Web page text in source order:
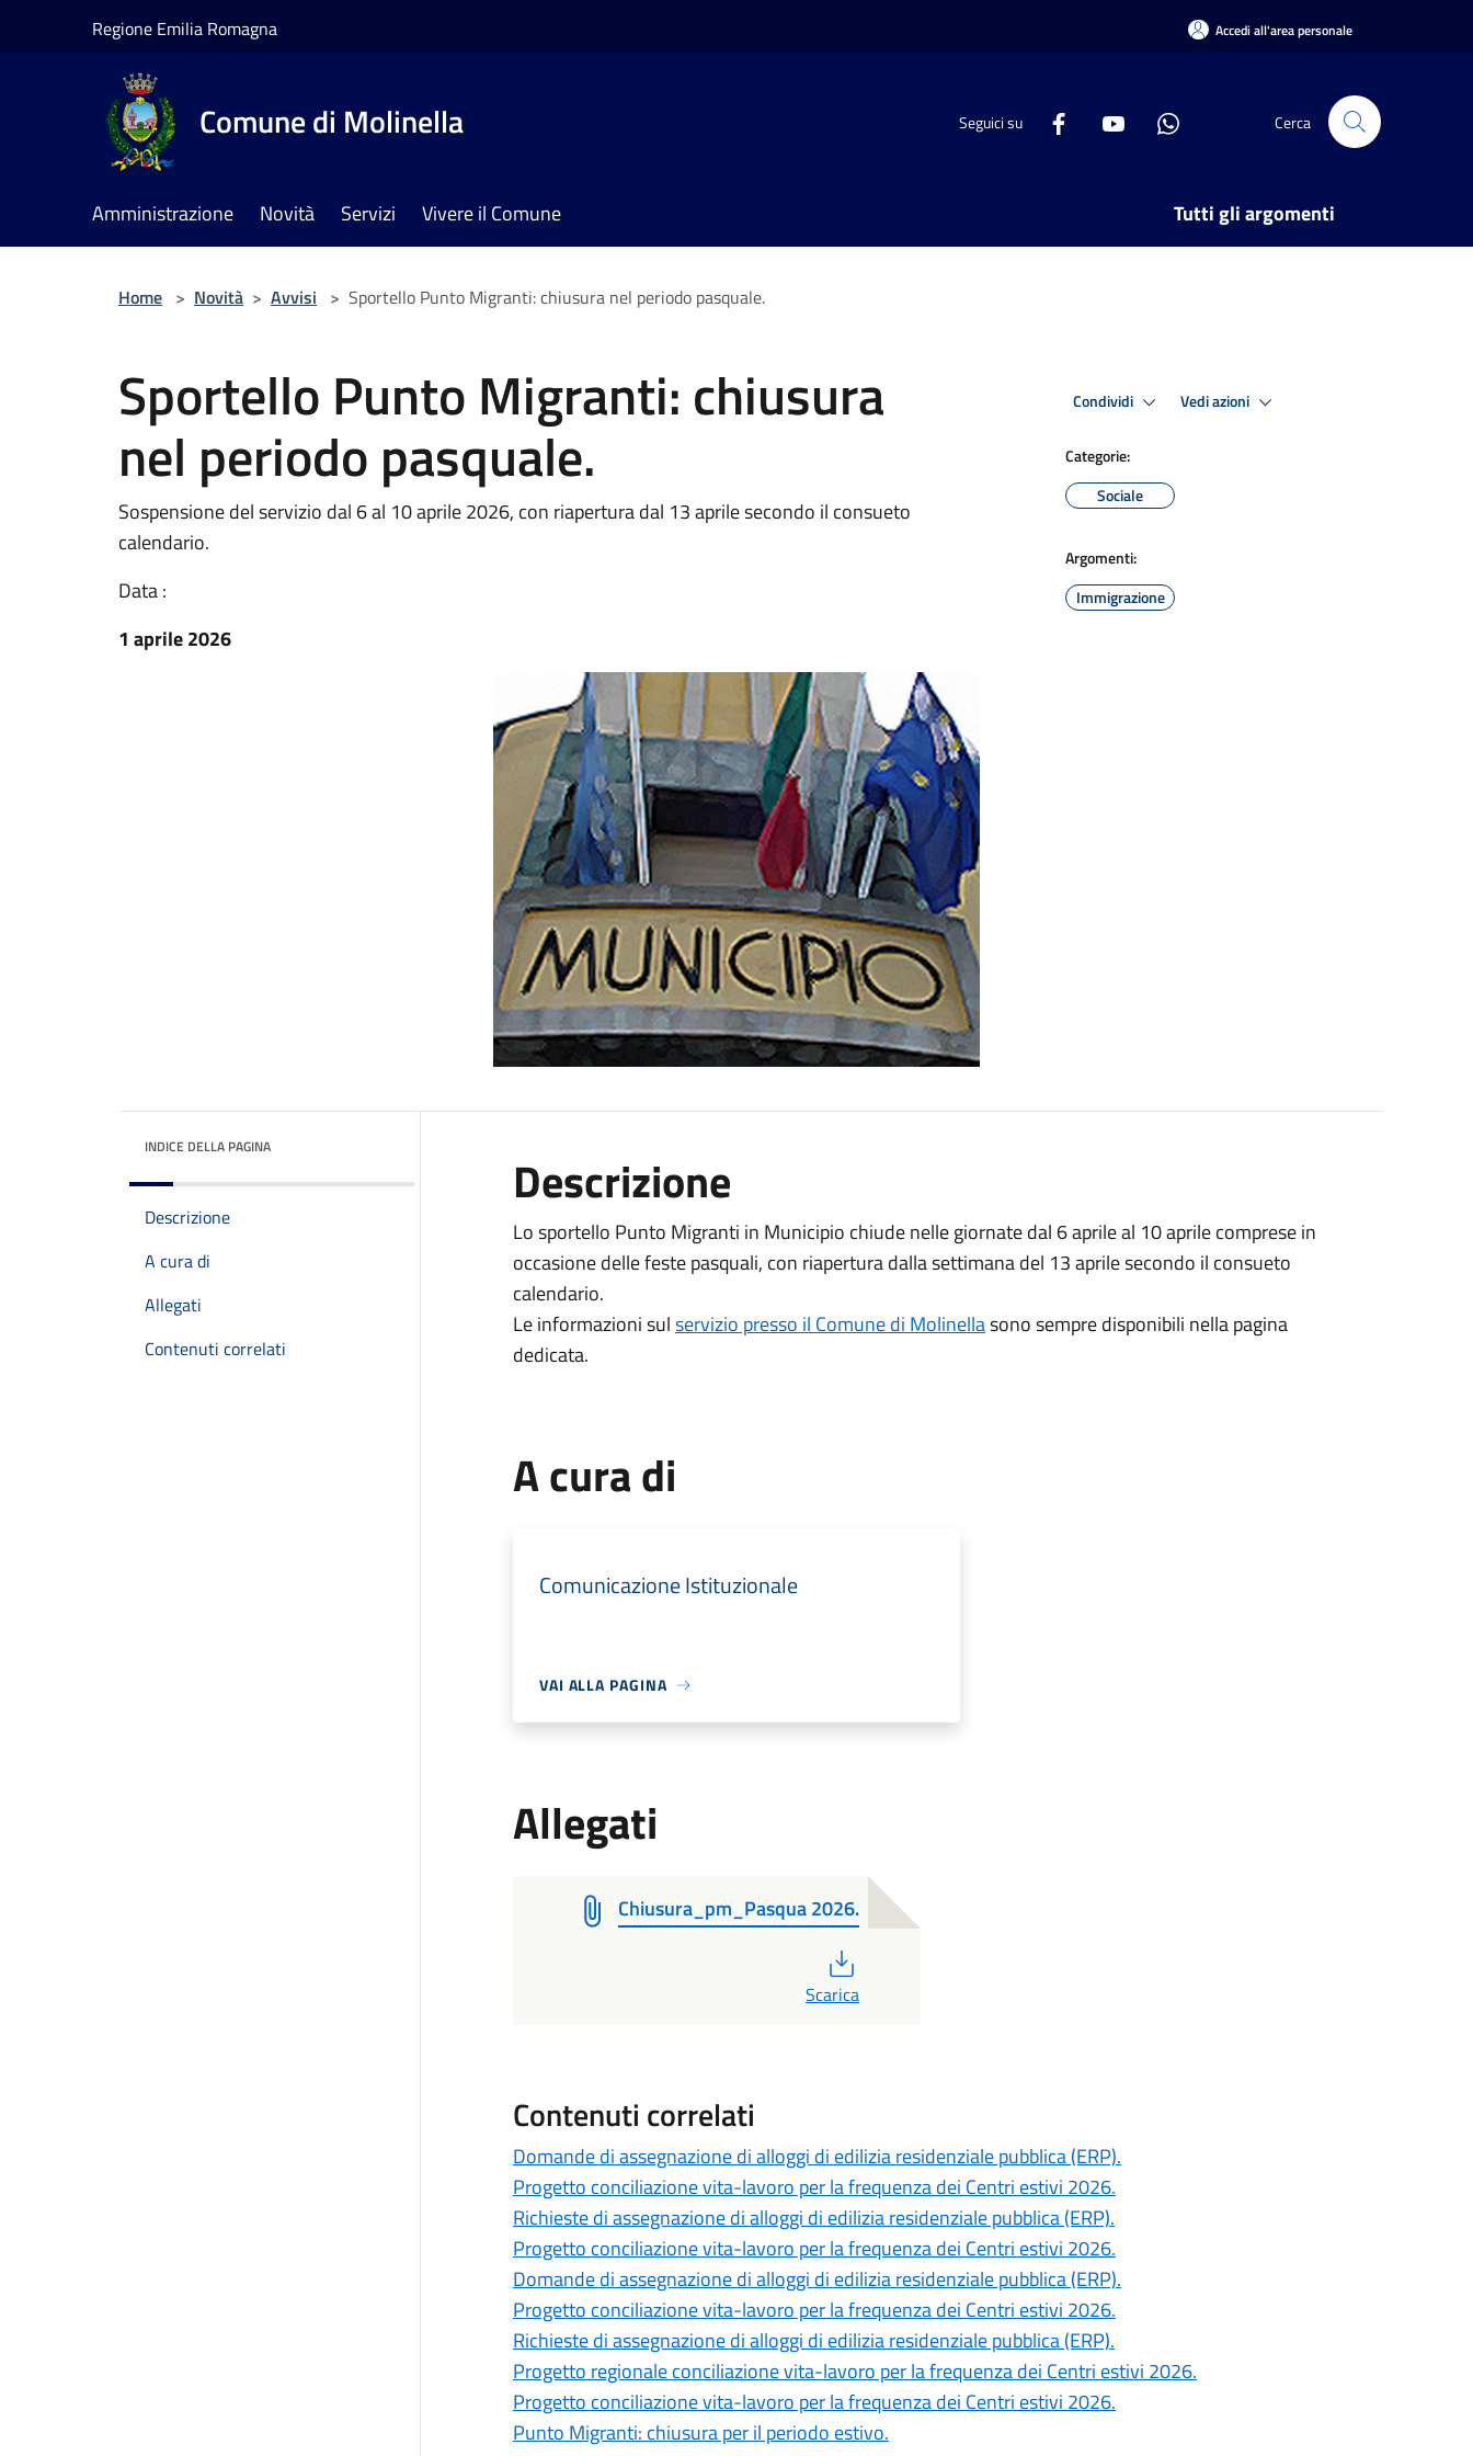
Regione Emilia Romagna Accedi all'area personale
Comune di Molinella Seguici su Cerca
Amministrazione Novità Servizi Vivere il Comune Tutti gli argomenti
Home > Novità > Avvisi > Sportello Punto Migranti: chiusura nel periodo pasquale.
Sportello Punto Migranti: chiusura
nel periodo pasquale.
Sospensione del servizio dal 6 al 10 aprile 2026, con riapertura dal 13 aprile secondo il consueto
calendario.
Data :
1 aprile 2026
Condividi Vedi azioni
Categorie:
Sociale
Argomenti:
Immigrazione
INDICE DELLA PAGINA
Descrizione
A cura di
Allegati
Contenuti correlati
Descrizione
Lo sportello Punto Migranti in Municipio chiude nelle giornate dal 6 aprile al 10 aprile comprese in
occasione delle feste pasquali, con riapertura dalla settimana del 13 aprile secondo il consueto
calendario.
Le informazioni sulservizio presso il Comune di Molinellasono sempre disponibili nella pagina
dedicata.
A cura di
Comunicazione Istituzionale
VAI ALLA PAGINA
Allegati
Chiusura_pm_Pasqua 2026.
Scarica
Contenuti correlati
Domande di assegnazione di alloggi di edilizia residenziale pubblica (ERP).
Progetto conciliazione vita-lavoro per la frequenza dei Centri estivi 2026.
Richieste di assegnazione di alloggi di edilizia residenziale pubblica (ERP).
Progetto conciliazione vita-lavoro per la frequenza dei Centri estivi 2026.
Domande di assegnazione di alloggi di edilizia residenziale pubblica (ERP).
Progetto conciliazione vita-lavoro per la frequenza dei Centri estivi 2026.
Richieste di assegnazione di alloggi di edilizia residenziale pubblica (ERP).
Progetto regionale conciliazione vita-lavoro per la frequenza dei Centri estivi 2026.
Progetto conciliazione vita-lavoro per la frequenza dei Centri estivi 2026.
Punto Migranti: chiusura per il periodo estivo.